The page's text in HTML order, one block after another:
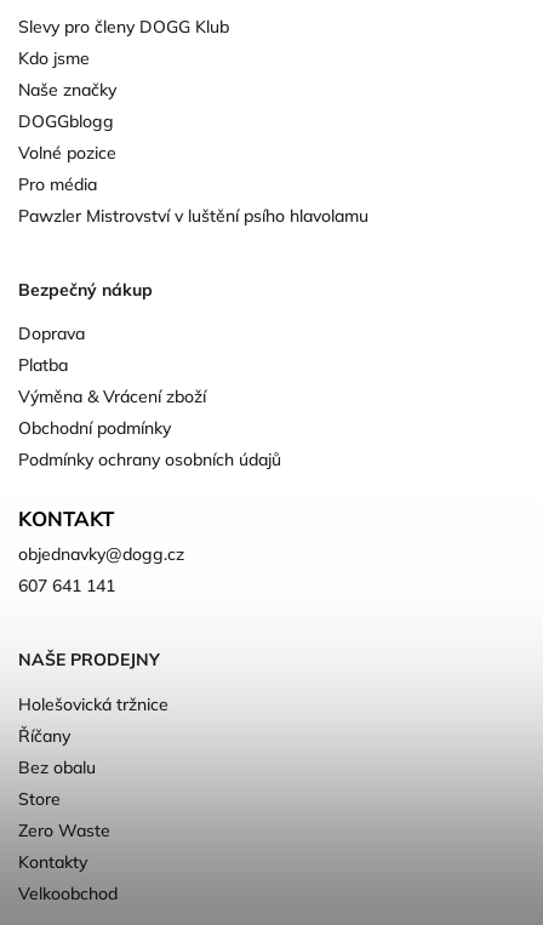
Slevy pro členy DOGG Klub
Kdo jsme
Naše značky
DOGGblogg
Volné pozice
Pro média
Pawzler Mistrovství v luštění psího hlavolamu
Bezpečný nákup
Doprava
Platba
Výměna & Vrácení zboží
Obchodní podmínky
Podmínky ochrany osobních údajů
KONTAKT
objednavky@dogg.cz
607 641 141
NAŠE PRODEJNY
Holešovická tržnice
Říčany
Bez obalu
Store
Zero Waste
Kontakty
Velkoobchod